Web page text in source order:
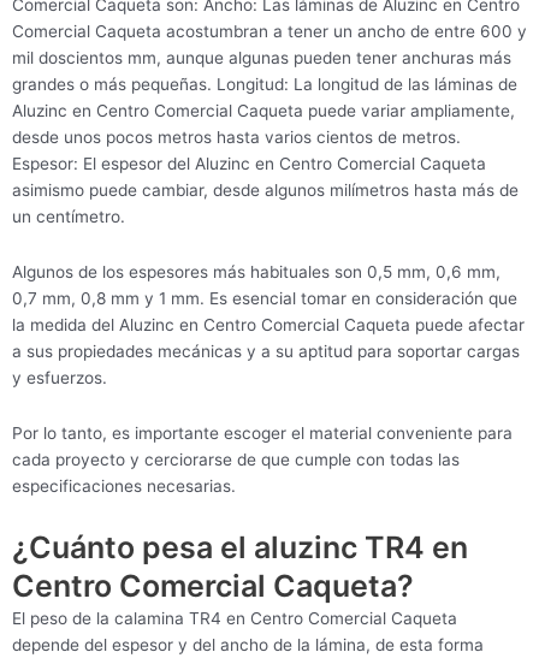
Comercial Caqueta son: Ancho: Las láminas de Aluzinc en Centro
Comercial Caqueta acostumbran a tener un ancho de entre 600 y
mil doscientos mm, aunque algunas pueden tener anchuras más
grandes o más pequeñas. Longitud: La longitud de las láminas de
Aluzinc en Centro Comercial Caqueta puede variar ampliamente,
desde unos pocos metros hasta varios cientos de metros.
Espesor: El espesor del Aluzinc en Centro Comercial Caqueta
asimismo puede cambiar, desde algunos milímetros hasta más de
un centímetro.
Algunos de los espesores más habituales son 0,5 mm, 0,6 mm,
0,7 mm, 0,8 mm y 1 mm. Es esencial tomar en consideración que
la medida del Aluzinc en Centro Comercial Caqueta puede afectar
a sus propiedades mecánicas y a su aptitud para soportar cargas
y esfuerzos.
Por lo tanto, es importante escoger el material conveniente para
cada proyecto y cerciorarse de que cumple con todas las
especificaciones necesarias.
¿Cuánto pesa el aluzinc TR4 en
Centro Comercial Caqueta?
El peso de la calamina TR4 en Centro Comercial Caqueta
depende del espesor y del ancho de la lámina, de esta forma